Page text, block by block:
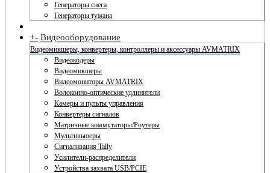
Генераторы снега
Генераторы тумана
+- Видеооборудование
Видеомикшеры, конвертеры, контроллеры и аксессуары AVMATRIX
Видеокодеры
Видеомикшеры
Видеомониторы AVMATRIX
Волоконно-оптические удлинители
Камеры и пульты управления
Конвертеры сигналов
Матричные коммутаторы/Роутеры
Мультивьюеры
Сигнализация Tally
Усилители-распределители
Устройства захвата USB/PCIE